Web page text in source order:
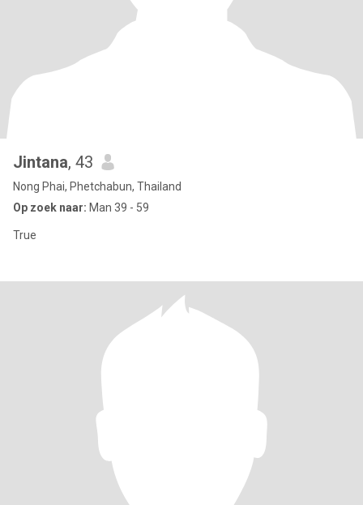
Jintana, 43
Nong Phai, Phetchabun, Thailand
Op zoek naar: Man 39 - 59
True